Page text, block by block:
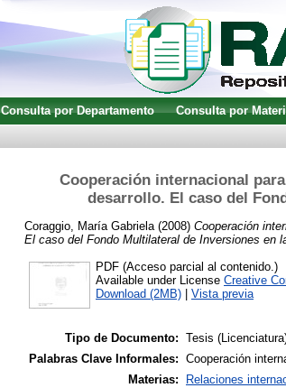
Consulta por Departamento Consulta por
Cooperación internacional
desarrollo. El caso del
Coraggio, María Gabriela (2008) Cooperación
El caso del Fondo Multilateral de Inversiones en
PDF (Acceso parcial al contenido.)
Available under License Creative
Download (2MB)
Vista previa
Tipo de Documento: Tesis
Palabras Clave Informales: Cooperación
Materias:
Relaciones